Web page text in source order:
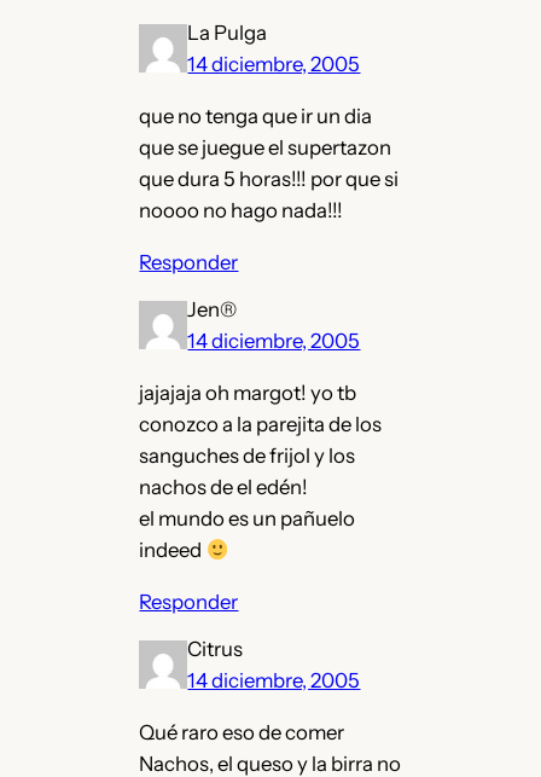
La Pulga
14 diciembre, 2005
que no tenga que ir un dia
que se juegue el supertazon
que dura 5 horas!!! por que si
noooo no hago nada!!!
Responder
Jen®
14 diciembre, 2005
jajajaja oh margot! yo tb
conozco a la parejita de los
sanguches de frijol y los
nachos de el edén!
el mundo es un pañuelo
indeed
Responder
Citrus
14 diciembre, 2005
Qué raro eso de comer
Nachos, el queso y la birra no